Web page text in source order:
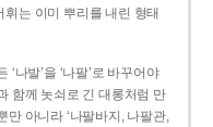
는 이미 뿌리를 내린 형태
‘나발’을 ‘나팔’로 바꾸어야
함께 놋쇠로 긴 대롱처럼 만
만 아니라 ‘나팔바지, 나팔관,